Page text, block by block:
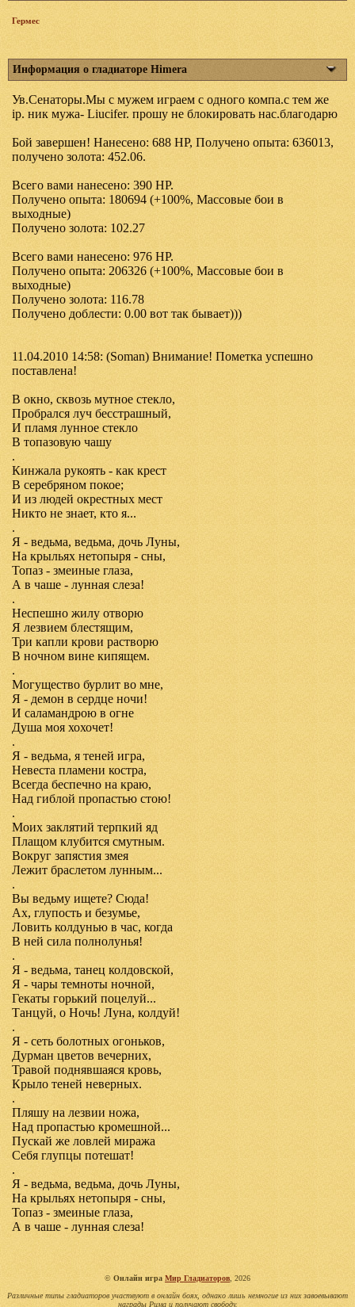
Гермес
Информация о гладиаторе Himera
Ув.Сенаторы.Мы с мужем играем с одного компа.с тем же
ip. ник мужа- Liucifer. прошу не блокировать нас.благодарю
Бой завершен! Нанесено: 688 HP, Получено опыта: 636013,
получено золота: 452.06.
Всего вами нанесено: 390 HP.
Получено опыта: 180694 (+100%, Массовые бои в
выходные)
Получено золота: 102.27
Всего вами нанесено: 976 HP.
Получено опыта: 206326 (+100%, Массовые бои в
выходные)
Получено золота: 116.78
Получено доблести: 0.00 вот так бывает)))
11.04.2010 14:58: (Soman) Внимание! Пометка успешно
поставлена!
В окно, сквозь мутное стекло,
Пробрался луч бесстрашный,
И пламя лунное стекло
В топазовую чашу
.
Кинжала рукоять - как крест
В серебряном покое;
И из людей окрестных мест
Никто не знает, кто я...
.
Я - ведьма, ведьма, дочь Луны,
На крыльях нетопыря - сны,
Топаз - змеиные глаза,
А в чаше - лунная слеза!
.
Неспешно жилу отворю
Я лезвием блестящим,
Три капли крови растворю
В ночном вине кипящем.
.
Могущество бурлит во мне,
Я - демон в сердце ночи!
И саламандрою в огне
Душа моя хохочет!
.
Я - ведьма, я теней игра,
Невеста пламени костра,
Всегда беспечно на краю,
Над гиблой пропастью стою!
.
Моих заклятий терпкий яд
Плащом клубится смутным.
Вокруг запястия змея
Лежит браслетом лунным...
.
Вы ведьму ищете? Сюда!
Ах, глупость и безумье,
Ловить колдунью в час, когда
В ней сила полнолунья!
.
Я - ведьма, танец колдовской,
Я - чары темноты ночной,
Гекаты горький поцелуй...
Танцуй, о Ночь! Луна, колдуй!
.
Я - сеть болотных огоньков,
Дурман цветов вечерних,
Травой поднявшаяся кровь,
Крыло теней неверных.
.
Пляшу на лезвии ножа,
Над пропастью кромешной...
Пускай же ловлей миража
Себя глупцы потешат!
.
Я - ведьма, ведьма, дочь Луны,
На крыльях нетопыря - сны,
Топаз - змеиные глаза,
А в чаше - лунная слеза!
© Онлайн игра Мир Гладиаторов , 2026
Различные типы гладиаторов участвуют в онлайн боях, однако лишь немногие из них завоевывают
награды Рима и получают свободу.